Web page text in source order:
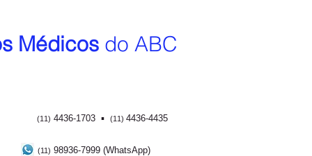
Médicos do ABC
(11) 4436-1703 ▪ (11) 4436-4435
(11) 98936-7999 (WhatsApp)